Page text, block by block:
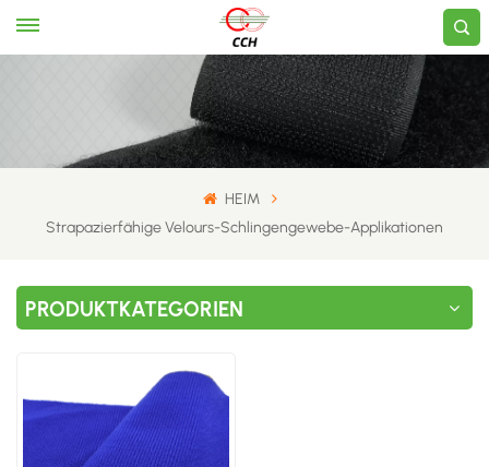
HEIM
Strapazierfähige Velours-Schlingengewebe-Applikationen
PRODUKTKATEGORIEN